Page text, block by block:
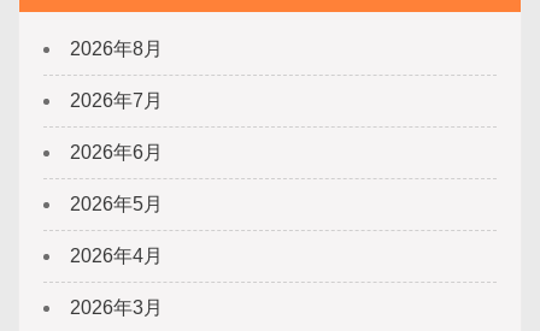
2026年8月
2026年7月
2026年6月
2026年5月
2026年4月
2026年3月